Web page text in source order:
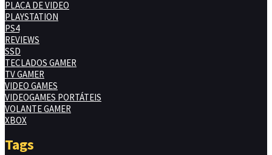
PLACA DE VIDEO
PLAYSTATION
PS4
REVIEWS
SSD
TECLADOS GAMER
TV GAMER
VIDEO GAMES
VIDEOGAMES PORTÁTEIS
VOLANTE GAMER
XBOX
Tags